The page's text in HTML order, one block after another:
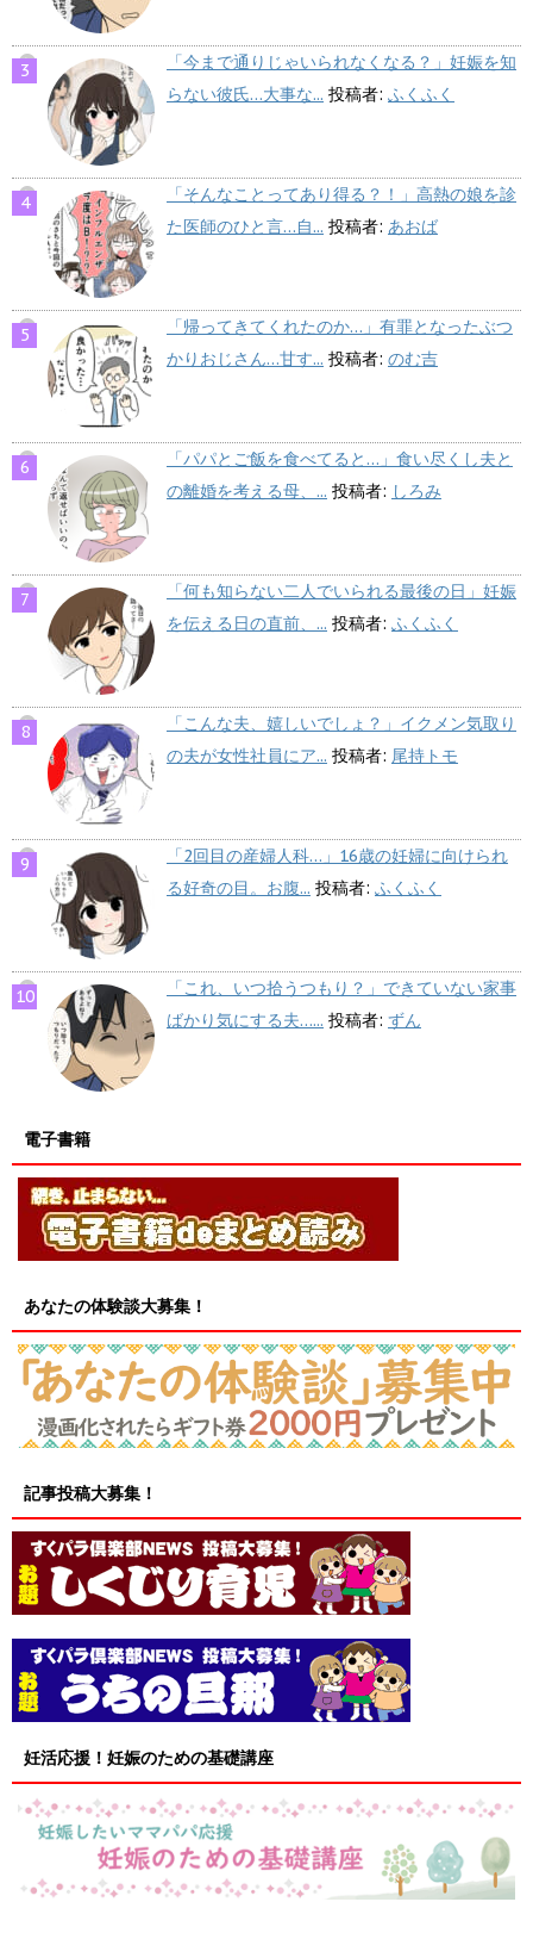
「今まで通りじゃいられなくなる？」妊娠を知
らない彼氏…大事な... 投稿者: ふくふく
「そんなことってあり得る？！」高熱の娘を診
た医師のひと言…自... 投稿者: あおば
「帰ってきてくれたのか…」有罪となったぶつ
かりおじさん…甘す... 投稿者: のむ吉
「パパとご飯を食べてると…」食い尽くし夫と
の離婚を考える母、... 投稿者: しろみ
「何も知らない二人でいられる最後の日」妊娠
を伝える日の直前、... 投稿者: ふくふく
「こんな夫、嬉しいでしょ？」イクメン気取り
の夫が女性社員にア... 投稿者: 尾持トモ
「2回目の産婦人科…」16歳の妊婦に向けられ
る好奇の目。お腹... 投稿者: ふくふく
「これ、いつ拾うつもり？」できていない家事
ばかり気にする夫…... 投稿者: ずん
電子書籍
あなたの体験談大募集！
記事投稿大募集！
妊活応援！妊娠のための基礎講座